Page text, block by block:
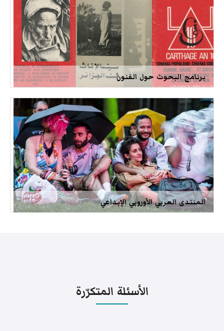
برنامج البحوث حول الفنون
المنتدى العربي الأوروبي الإبداعي
الأسئلة المتكرّرة